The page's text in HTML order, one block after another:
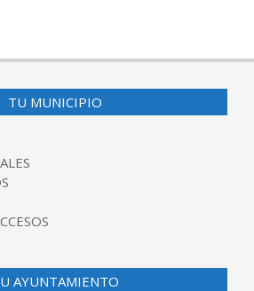
TU MUNICIPIO
AYUNTAMIENTO